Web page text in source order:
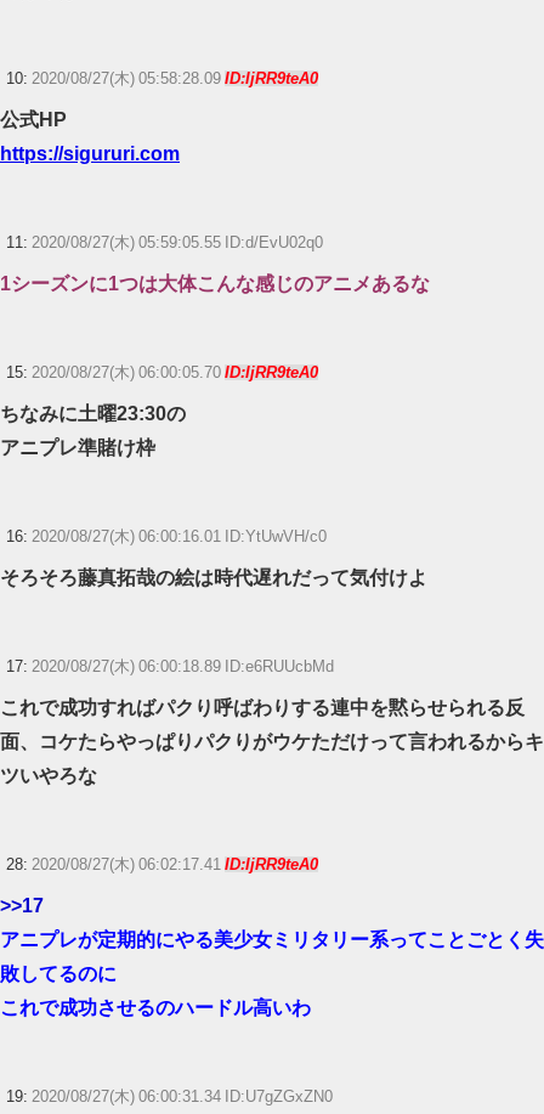
10: 2020/08/27(木) 05:58:28.09 ID:IjRR9teA0
公式HP
https://sigururi.com
11: 2020/08/27(木) 05:59:05.55 ID:d/EvU02q0
1シーズンに1つは大体こんな感じのアニメあるな
15: 2020/08/27(木) 06:00:05.70 ID:IjRR9teA0
ちなみに土曜23:30の
アニプレ準賭け枠
16: 2020/08/27(木) 06:00:16.01 ID:YtUwVH/c0
そろそろ藤真拓哉の絵は時代遅れだって気付けよ
17: 2020/08/27(木) 06:00:18.89 ID:e6RUUcbMd
これで成功すればパクり呼ばわりする連中を黙らせられる反
面、コケたらやっぱりパクりがウケただけって言われるからキ
ツいやろな
28: 2020/08/27(木) 06:02:17.41 ID:IjRR9teA0
>>17
アニプレが定期的にやる美少女ミリタリー系ってことごとく失
敗してるのに
これで成功させるのハードル高いわ
19: 2020/08/27(木) 06:00:31.34 ID:U7gZGxZN0